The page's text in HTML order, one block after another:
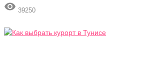
 39250